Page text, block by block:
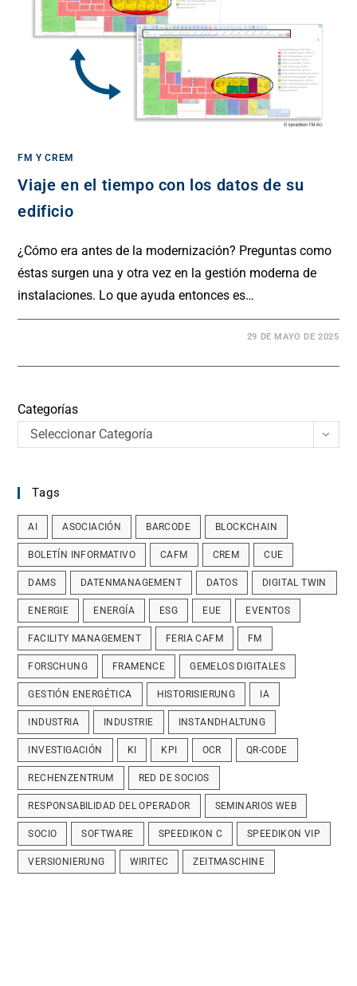
FM Y CREM
Viaje en el tiempo con los datos de su
edificio
¿Cómo era antes de la modernización? Preguntas como
éstas surgen una y otra vez en la gestión moderna de
instalaciones. Lo que ayuda entonces es…
29 DE MAYO DE 2025
Categorías
Seleccionar Categoría
Tags
AI ASOCIACIÓN BARCODE BLOCKCHAIN
BOLETÍN INFORMATIVO CAFM CREM CUE
DAMS DATENMANAGEMENT DATOS DIGITAL TWIN
ENERGIE ENERGÍA ESG EUE EVENTOS
FACILITY MANAGEMENT FERIA CAFM FM
FORSCHUNG FRAMENCE GEMELOS DIGITALES
GESTIÓN ENERGÉTICA HISTORISIERUNG IA
INDUSTRIA INDUSTRIE INSTANDHALTUNG
INVESTIGACIÓN KI KPI OCR QR-CODE
RECHENZENTRUM RED DE SOCIOS
RESPONSABILIDAD DEL OPERADOR SEMINARIOS WEB
SOCIO SOFTWARE SPEEDIKON C SPEEDIKON VIP
VERSIONIERUNG WIRITEC ZEITMASCHINE